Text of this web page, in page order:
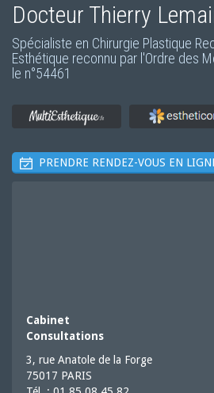
Docteur Thierry
Spécialiste en Chirurgie Plastique
Esthétique reconnu par l'Ordre des
le n°54461
PRENDRE RENDEZ-VOUS EN
Cabinet
Consultations
3, rue Anatole de la Forge
75017 PARIS